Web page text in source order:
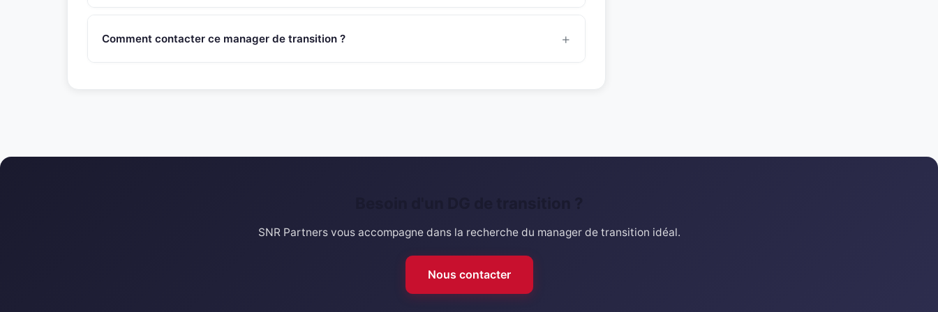
egalement des contextes de transformation, restructuration et croissance dans des environnements
Comment contacter ce manager de transition ?
SNR Partners vous accompagne dans la recherche du manager de transition idéal.
Nous contacter